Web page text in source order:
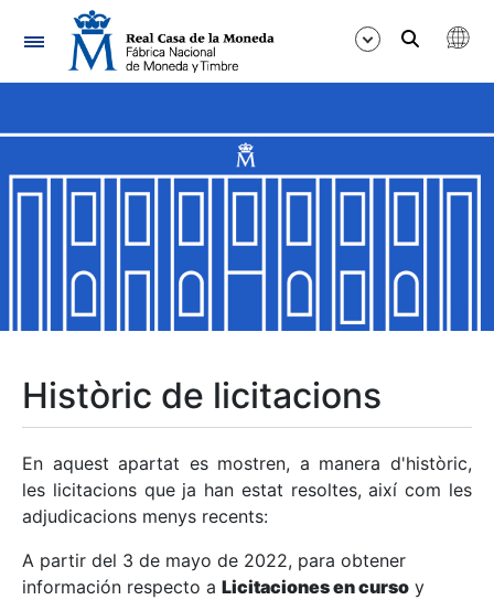
Navegació
Mostra/Amaga
Mostra/Amaga
Mostra/Amaga
Mostra/Amaga
Mostra/Amaga
Històric de licitacions
En aquest apartat es mostren, a manera d'històric,
les licitacions que ja han estat resoltes, així com les
adjudicacions menys recents:
A partir del 3 de mayo de 2022, para obtener
información respecto a Licitaciones en curso y